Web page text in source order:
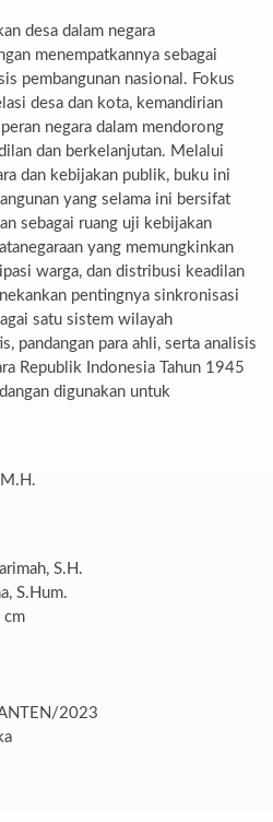
desa dalam negara
menempatkannya sebagai
pembangunan nasional. Fokus
desa dan kota, kemandirian
negara dalam mendorong
dan berkelanjutan. Melalui
dan kebijakan publik, buku ini
yang selama ini bersifat
sebagai ruang uji kebijakan
yang memungkinkan
warga, dan distribusi keadilan
pentingnya sinkronisasi
satu sistem wilayah
pandangan para ahli, serta analisis
Republik Indonesia Tahun 1945
digunakan untuk
S.H.
S.Hum.
cm
2023